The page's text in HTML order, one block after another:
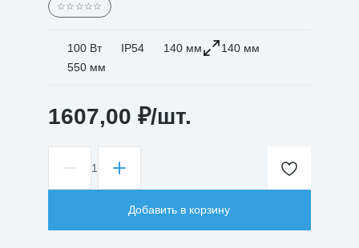
☆☆☆☆☆
100 Вт IP54 140 мм
140 мм
550 мм
1607,00 ₽/шт.
Количество
товара
01-
1
Добавить в корзину